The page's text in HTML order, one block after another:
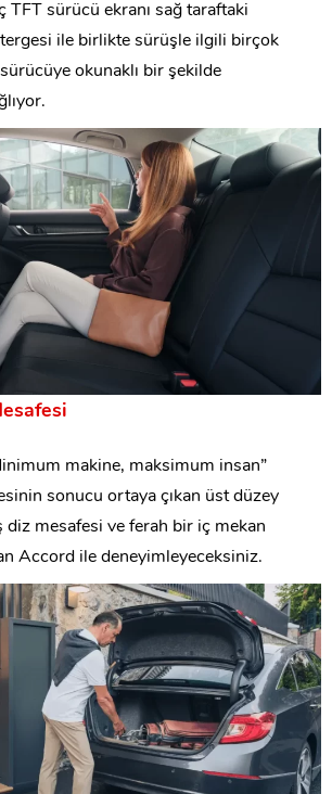
TFT sürücü ekranı sağ taraftaki
ile birlikte sürüşle ilgili birçok
okunaklı bir şekilde
makine, maksimum insan”
sonucu ortaya çıkan üst düzey
diz mesafesi ve ferah bir iç mekan
Accord ile deneyimleyeceksiniz.